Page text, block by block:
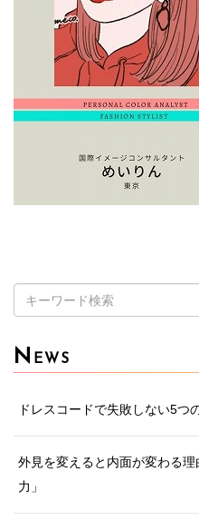
索:
N EWS
ドレスコードで失敗しない5つ
外見を変えると内面が変わる
力」